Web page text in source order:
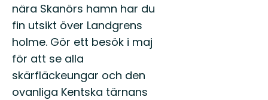
nära Skanörs hamn har du
fin utsikt över Landgrens
holme. Gör ett besök i maj
för att se alla
skärfläckeungar och den
ovanliga Kentska tärnans